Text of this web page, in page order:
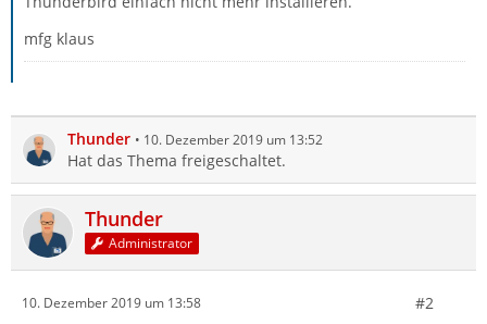
mfg klaus
Thunder 10. Dezember 2019 um 13:52
Hat das Thema freigeschaltet.
Thunder
Administrator
10. Dezember 2019 um 13:58 #2